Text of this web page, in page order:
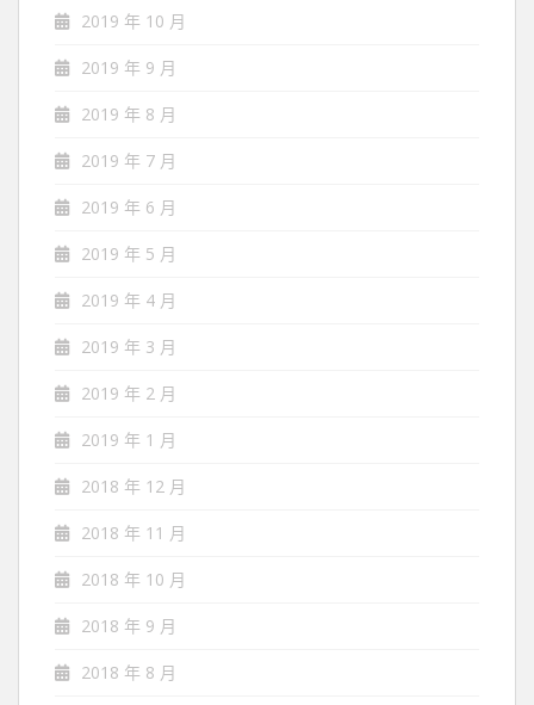
2019 年 10 月
2019 年 9 月
2019 年 8 月
2019 年 7 月
2019 年 6 月
2019 年 5 月
2019 年 4 月
2019 年 3 月
2019 年 2 月
2019 年 1 月
2018 年 12 月
2018 年 11 月
2018 年 10 月
2018 年 9 月
2018 年 8 月